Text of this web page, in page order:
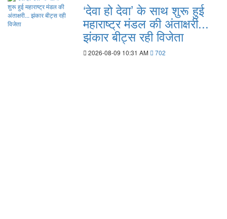
‘देवा हो देवा’ के साथ शुरू हुई
महाराष्ट्र मंडल की अंताक्षरी...
झंकार बीट्स रही विजेता
2026-08-09 10:31 AM 702